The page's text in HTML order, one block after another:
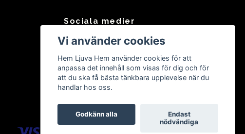
Sociala medier
Facebook
Instagram
Vi använder cookies
Hem Ljuva Hem använder cookies för att
anpassa det innehåll som visas för dig och för
att du ska få bästa tänkbara upplevelse när du
handlar hos oss.
Godkänn alla
Endast
nödvändiga